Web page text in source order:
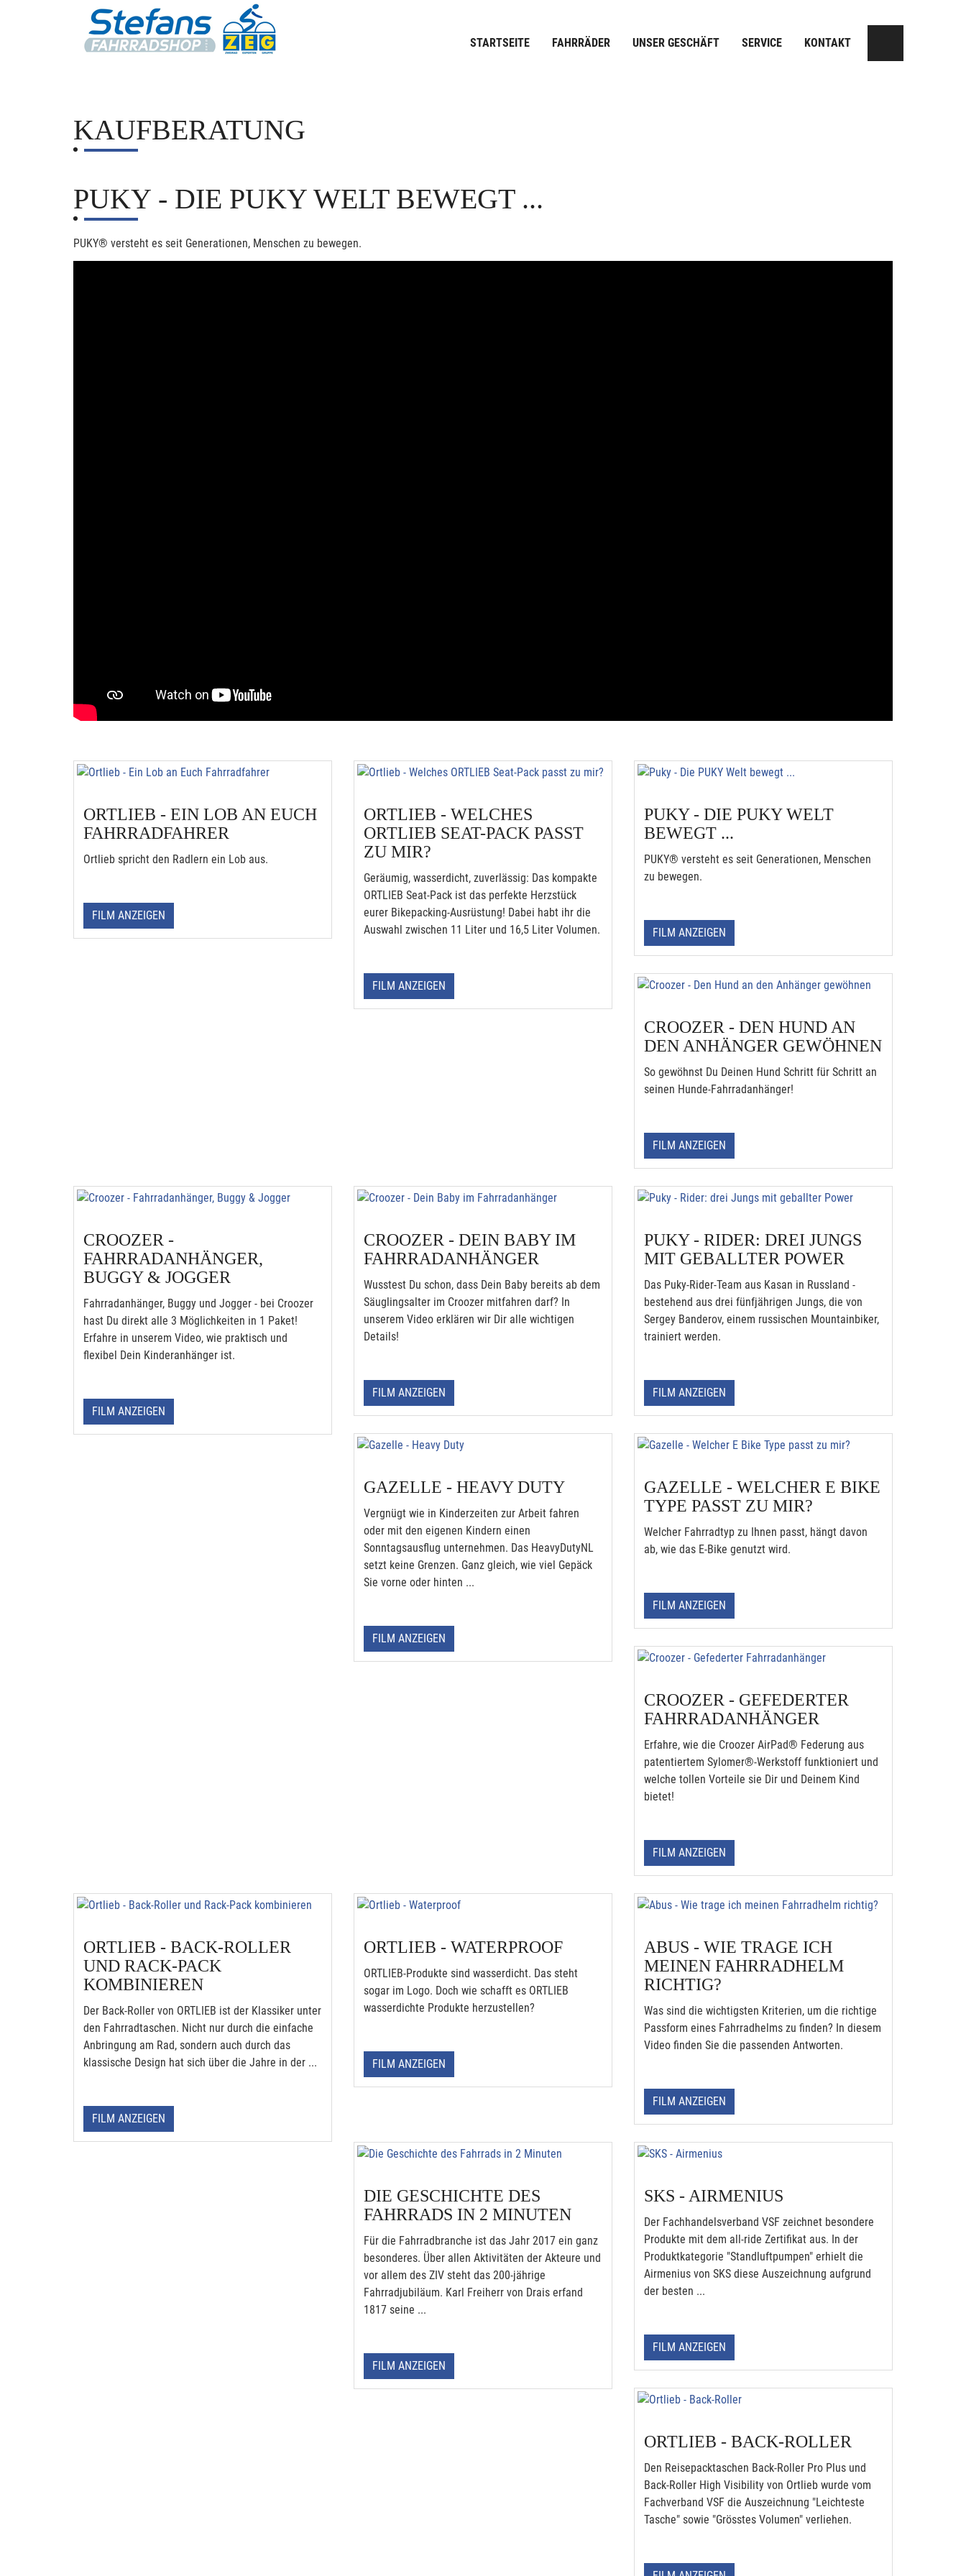
STARTSEITE FAHRRÄDER UNSER GESCHÄFT SERVICE KONTAKT
KAUFBERATUNG
PUKY - DIE PUKY WELT BEWEGT ...
PUKY® versteht es seit Generationen, Menschen zu bewegen.
ORTLIEB - EIN LOB AN EUCH
FAHRRADFAHRER
Ortlieb spricht den Radlern ein Lob aus.
FILM ANZEIGEN
ORTLIEB - WELCHES
ORTLIEB SEAT-PACK PASST
ZU MIR?
Geräumig, wasserdicht, zuverlässig: Das kompakte
ORTLIEB Seat-Pack ist das perfekte Herzstück
eurer Bikepacking-Ausrüstung! Dabei habt ihr die
Auswahl zwischen 11 Liter und 16,5 Liter Volumen.
FILM ANZEIGEN
PUKY - DIE PUKY WELT
BEWEGT ...
PUKY® versteht es seit Generationen, Menschen
zu bewegen.
FILM ANZEIGEN
CROOZER - DEN HUND AN
DEN ANHÄNGER GEWÖHNEN
So gewöhnst Du Deinen Hund Schritt für Schritt an
seinen Hunde-Fahrradanhänger!
FILM ANZEIGEN
CROOZER -
FAHRRADANHÄNGER,
BUGGY & JOGGER
Fahrradanhänger, Buggy und Jogger - bei Croozer
hast Du direkt alle 3 Möglichkeiten in 1 Paket!
Erfahre in unserem Video, wie praktisch und
flexibel Dein Kinderanhänger ist.
FILM ANZEIGEN
CROOZER - DEIN BABY IM
FAHRRADANHÄNGER
Wusstest Du schon, dass Dein Baby bereits ab dem
Säuglingsalter im Croozer mitfahren darf? In
unserem Video erklären wir Dir alle wichtigen
Details!
FILM ANZEIGEN
PUKY - RIDER: DREI JUNGS
MIT GEBALLTER POWER
Das Puky-Rider-Team aus Kasan in Russland -
bestehend aus drei fünfjährigen Jungs, die von
Sergey Banderov, einem russischen Mountainbiker,
trainiert werden.
FILM ANZEIGEN
GAZELLE - HEAVY DUTY
Vergnügt wie in Kinderzeiten zur Arbeit fahren
oder mit den eigenen Kindern einen
Sonntagsausflug unternehmen. Das HeavyDutyNL
setzt keine Grenzen. Ganz gleich, wie viel Gepäck
Sie vorne oder hinten ...
FILM ANZEIGEN
GAZELLE - WELCHER E BIKE
TYPE PASST ZU MIR?
Welcher Fahrradtyp zu Ihnen passt, hängt davon
ab, wie das E-Bike genutzt wird.
FILM ANZEIGEN
CROOZER - GEFEDERTER
FAHRRADANHÄNGER
Erfahre, wie die Croozer AirPad® Federung aus
patentiertem Sylomer®-Werkstoff funktioniert und
welche tollen Vorteile sie Dir und Deinem Kind
bietet!
FILM ANZEIGEN
ORTLIEB - BACK-ROLLER
UND RACK-PACK
KOMBINIEREN
Der Back-Roller von ORTLIEB ist der Klassiker unter
den Fahrradtaschen. Nicht nur durch die einfache
Anbringung am Rad, sondern auch durch das
klassische Design hat sich über die Jahre in der ...
FILM ANZEIGEN
ORTLIEB - WATERPROOF
ORTLIEB-Produkte sind wasserdicht. Das steht
sogar im Logo. Doch wie schafft es ORTLIEB
wasserdichte Produkte herzustellen?
FILM ANZEIGEN
ABUS - WIE TRAGE ICH
MEINEN FAHRRADHELM
RICHTIG?
Was sind die wichtigsten Kriterien, um die richtige
Passform eines Fahrradhelms zu finden? In diesem
Video finden Sie die passenden Antworten.
FILM ANZEIGEN
DIE GESCHICHTE DES
FAHRRADS IN 2 MINUTEN
Für die Fahrradbranche ist das Jahr 2017 ein ganz
besonderes. Über allen Aktivitäten der Akteure und
vor allem des ZIV steht das 200-jährige
Fahrradjubiläum. Karl Freiherr von Drais erfand
1817 seine ...
FILM ANZEIGEN
SKS - AIRMENIUS
Der Fachhandelsverband VSF zeichnet besondere
Produkte mit dem all-ride Zertifikat aus. In der
Produktkategorie "Standluftpumpen" erhielt die
Airmenius von SKS diese Auszeichnung aufgrund
der besten ...
FILM ANZEIGEN
ORTLIEB - BACK-ROLLER
Den Reisepacktaschen Back-Roller Pro Plus und
Back-Roller High Visibility von Ortlieb wurde vom
Fachverband VSF die Auszeichnung "Leichteste
Tasche" sowie "Grösstes Volumen" verliehen.